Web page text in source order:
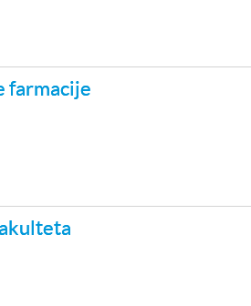
farmacije